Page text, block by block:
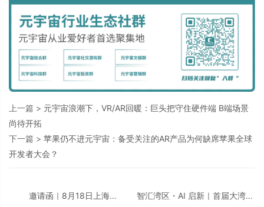
上一篇 > 元宇宙浪潮下，VR/AR回暖：巨头把守住硬件端 B端场景
尚待开拓
下一篇 > 苹果仍不进元宇宙：备受关注的AR产品为何缺席苹果全球
开发者大会？
邀请函｜8月18日上海
智汇湾区・AI 启新｜首届大湾区